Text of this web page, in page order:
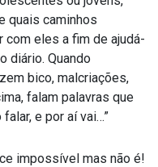
quais caminhos
eles a fim de ajudá-
diário. Quando
bico, malcriações,
falam palavras que
e por aí vai…”
impossível mas não é!